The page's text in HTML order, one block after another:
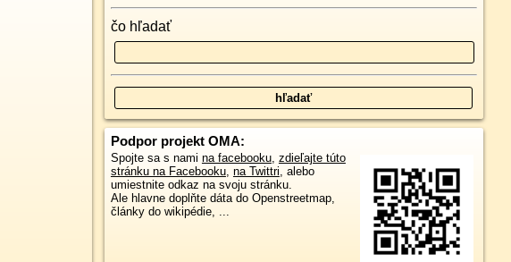
čo hľadať
Podpor projekt OMA:
Spojte sa s nami na facebooku, zdieľajte túto
stránku na Facebooku, na Twittri, alebo
umiestnite odkaz na svoju stránku.
Ale hlavne doplňte dáta do Openstreetmap,
články do wikipédie, ...